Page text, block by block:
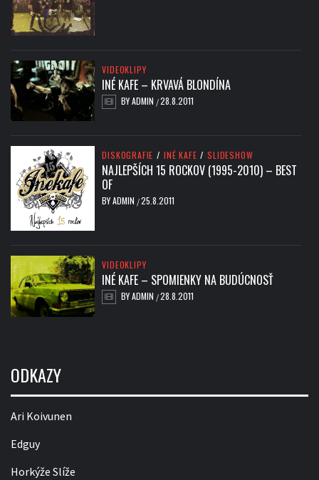
VIDEOKLIPY
INÉ KAFE – KRVAVÁ BLONDÍNA
BYADMIN /28.8.2011
DISKOGRAFIE / INÉ KAFE / SLIDESHOW
NAJLEPŠÍCH 15 ROCKOV (1995-2010) – BEST
OF
BYADMIN /25.8.2011
VIDEOKLIPY
INÉ KAFE – SPOMIENKY NA BUDÚCNOSŤ
BYADMIN /28.8.2011
ODKAZY
Ari Koivunen
Edguy
Horkýže Slíže